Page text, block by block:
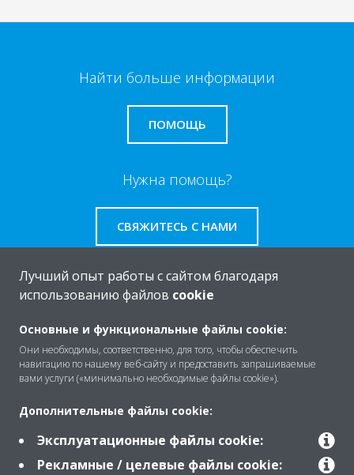
Найти больше информации
ПОМОЩЬ
Нужна помощь?
СВЯЖИТЕСЬ С НАМИ
O Daikin
Решения
Помощь
Лучший опыт работы с сайтом благодаря
использованию файлов cookie
Основные и функциональные файлы cookie:
Они необходимы, соответственно, для того, чтобы обеспечить
навигацию по нашему веб-сайту и предоставить запрашиваемые
вами услуги («минимально необходимые файлы cookie»).
Дополнительные файлы cookie:
Эксплуатационные файлы cookie:
Рекламные / целевые файлы cookie: